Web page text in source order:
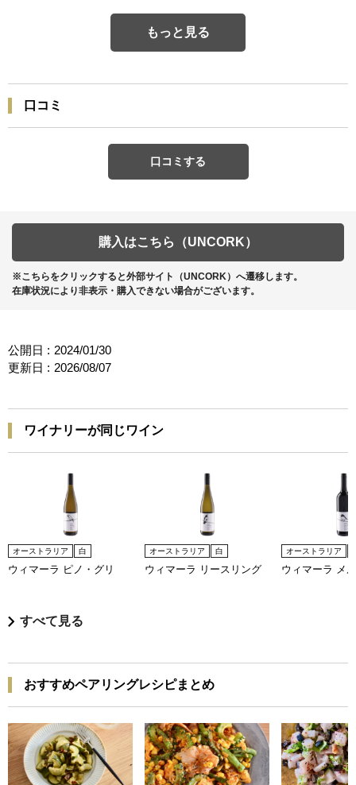
もっと見る
口コミ
口コミする
購入はこちら（UNCORK）
※こちらをクリックすると外部サイト（UNCORK）へ遷移します。
在庫状況により非表示・購入できない場合がございます。
公開日 : 2024/01/30
更新日 : 2026/08/07
ワイナリーが同じワイン
オーストラリア 白
ウィマーラ ピノ・グリ
オーストラリア 白
ウィマーラ リースリング
オーストラリア
ウィマーラ メ
すべて見る
おすすめペアリングレシピまとめ